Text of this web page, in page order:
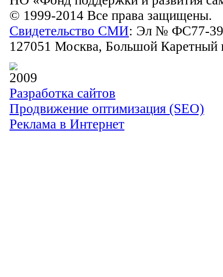
© 1999-2014 Все права защищены.
Свидетельство СМИ: Эл № ФС77-
127051 Москва, Большой Каретный
2009
Разработка сайтов
Продвижение оптимизация (SEO)
Реклама в Интернет